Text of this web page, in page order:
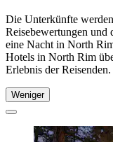
Die Unterkünfte
Reisebewertungen und
eine Nacht in North
Hotels in North Rim
Erlebnis der
Weniger